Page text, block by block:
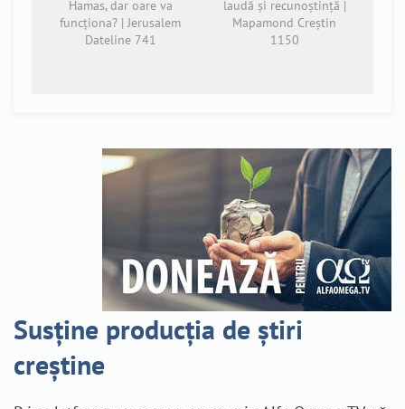
Hamas, dar oare va
funcționa? | Jerusalem
Dateline 741
laudă și recunoștință |
Mapamond Creștin
1150
Susține producția de știri
creștine